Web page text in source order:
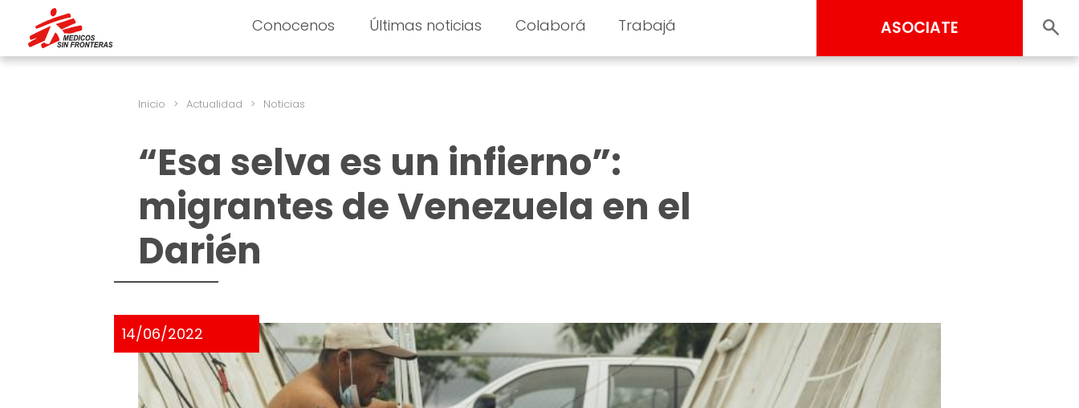
Conocenos Últimas noticias Colaborá Trabajá ASOCIATE
Inicio > Actualidad > Noticias
“Esa selva es un infierno”:
migrantes de Venezuela en el
Darién
14/06/2022